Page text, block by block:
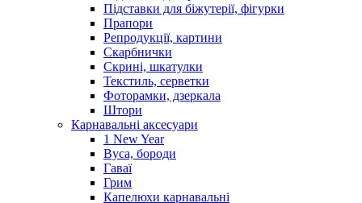
Підставки для біжутерії, фігурки
Прапори
Репродукції, картини
Скарбнички
Скрині, шкатулки
Текстиль, серветки
Фоторамки, дзеркала
Штори
Карнавальні аксесуари
1 New Year
Вуса, бороди
Гаваї
Грим
Капелюхи карнавальні